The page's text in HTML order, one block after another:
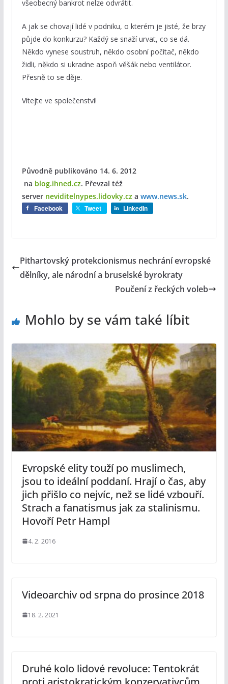
všeobecný bankrot nelze odvrátit.
A jak se chovají lidé v podniku, o kterém je jisté, že brzy
půjde do konkurzu? Každý se snaží urvat, co se dá.
Někdo vynese soustruh, někdo osobní počítač, někdo
židli, někdo si ukradne aspoň věšák nebo ventilátor.
Přesně to se děje.
Vítejte ve společenství!
Původně publikováno 14. 6. 2012​​
na blog.ihned.cz. Převzal též
server neviditelnypes.lidovky.cza www.news.sk.
Facebook Tweet LinkedIn
Pithartovský protekcionismus nechrání evropské
dělníky, ale národní a bruselské byrokraty
Poučení z řeckých voleb
Mohlo by se vám také líbit
Evropské elity touží po muslimech,
jsou to ideální poddaní. Hrají o čas, aby
jich přišlo co nejvíc, než se lidé vzbouří.
Strach a fanatismus jak za stalinismu.
Hovoří Petr Hampl
4. 2. 2016
Videoarchiv od srpna do prosince 2018
18. 2. 2021
Druhé kolo lidové revoluce: Tentokrát